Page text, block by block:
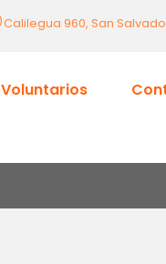
Calilegua 960, San
Voluntarios